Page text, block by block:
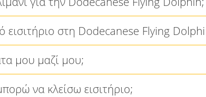
εισιτήριο στη Dodecanese Flying
μου μαζί μου;
να κλείσω εισιτήριο;